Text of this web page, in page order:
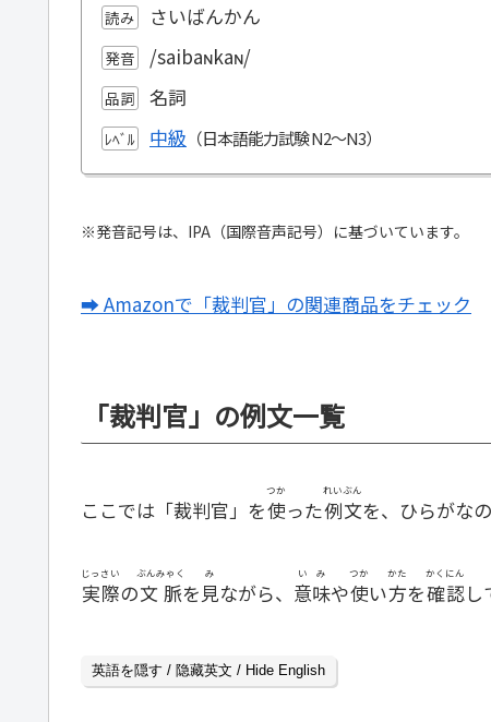
読み さいばんかん
発音 /saibaɴkaɴ/
品詞 名詞
ﾚﾍﾞﾙ 中級
※発音記号は、IPA（国際音声記号）に基づいています。
➡ Amazonで「裁判官」の関連商品をチェック
「裁判官」の例文一覧
ここでは「裁判官」を使
つか
った例文
れいぶん
を、ひらがなの
実際
じっさい
の文脈
ぶんみゃく
を 見
み
ながら、 意味
いみ
や使
つか
い方
かた
を確認
かくにん
し
英語を隠す / 隐藏英文 / Hide English